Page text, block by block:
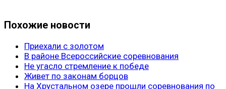
Похожие новости
Приехали с золотом
В районе Всероссийские соревнования
Не угасло стремление к победе
Живет по законам борцов
На Хрустальном озере прошли соревнования по